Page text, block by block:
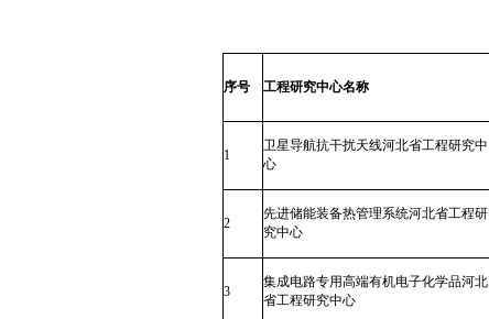
序号 工程研究中心名称
1
卫星导航抗干扰天线河北省工程研究中
心
2
先进储能装备热管理系统河北省工程研
究中心
3
集成电路专用高端有机电子化学品河北
省工程研究中心